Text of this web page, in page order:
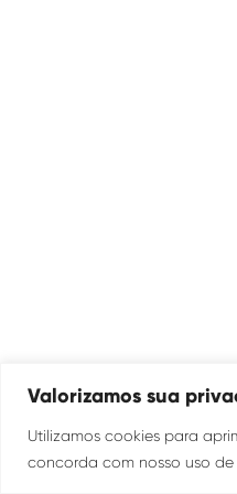
Valorizamos sua
Utilizamos cookies para
concorda com nosso uso de
Transparência